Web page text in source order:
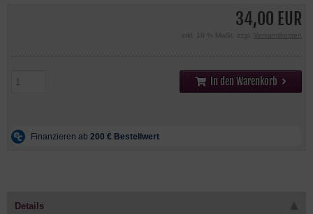
34,00 EUR
inkl. 19 % MwSt. zzgl. Versandkosten
In den Warenkorb
Details